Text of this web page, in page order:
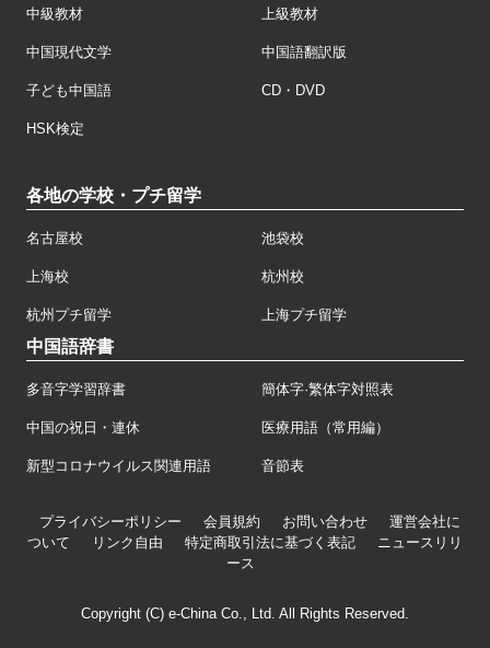
中級教材 上級教材
中国現代文学 中国語翻訳版
子ども中国語 CD・DVD
HSK検定
各地の学校・プチ留学
名古屋校 池袋校
上海校 杭州校
杭州プチ留学 上海プチ留学
中国語辞書
多音字学習辞書 簡体字·繁体字対照表
中国の祝日・連休 医療用語（常用編）
新型コロナウイルス関連用語 音節表
プライバシーポリシー 会員規約 お問い合わせ
運営会社に
ついて
リンク自由 特定商取引法に基づく表記
ニュースリリ
ース
Copyright (C) e-China Co., Ltd. All Rights Reserved.